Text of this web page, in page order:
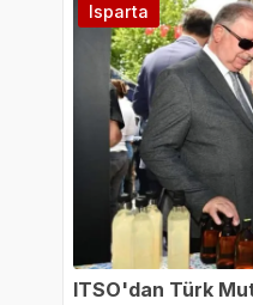
ITSO'dan Türk
Isparta